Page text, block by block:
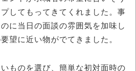
してもってきてくれました。事
に当日の面談の雰囲気を加味し
望に近い物がでてきました。
ものを選び、簡単な初対面時の